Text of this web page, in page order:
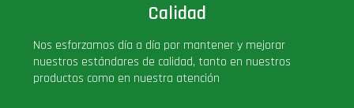
Calidad
Nos esforzamos día a día por mantener y mejorar
nuestros estándares de calidad, tanto en nuestros
productos como en nuestra atención